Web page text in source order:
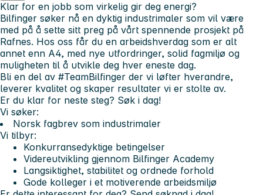
Klar for en jobb som virkelig gir deg energi?
Bilfinger søker nå en dyktig industrimaler som vil være
med på å sette sitt preg på vårt spennende prosjekt på
Rafnes. Hos oss får du en arbeidshverdag som er alt
annet enn A4, med nye utfordringer, solid fagmiljø og
muligheten til å utvikle deg hver eneste dag.
Bli en del av #TeamBilfinger der vi løfter hverandre,
leverer kvalitet og skaper resultater vi er stolte av.
Er du klar for neste steg? Søk i dag!
Vi søker:
Norsk fagbrev som industrimaler
Vi tilbyr:
Konkurransedyktige betingelser
Videreutvikling gjennom Bilfinger Academy
Langsiktighet, stabilitet og ordnede forhold
Gode kolleger i et motiverende arbeidsmiljø